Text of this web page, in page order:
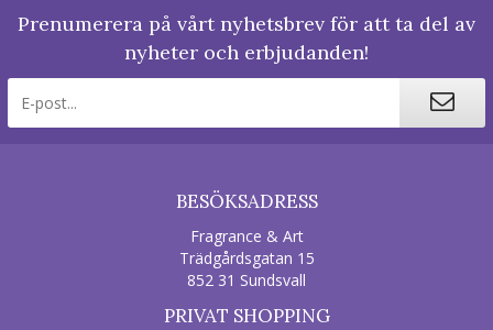
Prenumerera på vårt nyhetsbrev för att ta del av
nyheter och erbjudanden!
BESÖKSADRESS
Fragrance & Art
Trädgårdsgatan 15
852 31 Sundsvall
PRIVAT SHOPPING